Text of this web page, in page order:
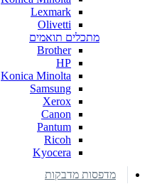
Lexmark
Olivetti
מתכלים תואמים
Brother
HP
Konica Minolta
Samsung
Xerox
Canon
Pantum
Ricoh
Kyocera
מדפסות מדבקות